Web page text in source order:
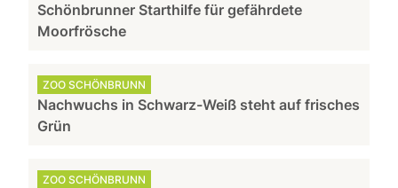
Schönbrunner Starthilfe für gefährdete
Moorfrösche
ZOO SCHÖNBRUNN
Nachwuchs in Schwarz-Weiß steht auf frisches
Grün
ZOO SCHÖNBRUNN